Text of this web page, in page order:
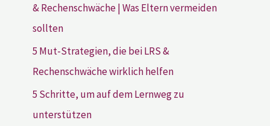
& Rechenschwäche | Was Eltern vermeiden
sollten
5 Mut-Strategien, die bei LRS &
Rechenschwäche wirklich helfen
5 Schritte, um auf dem Lernweg zu
unterstützen